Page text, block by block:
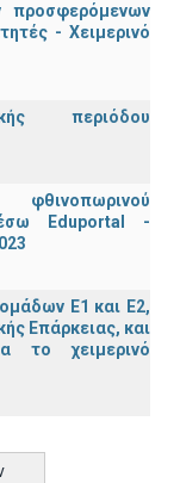
προσφερόμενων
- Χειμερινό
περιόδου
Εduportal -
Ε1 και Ε2,
Επάρκειας, και
το χειμερινό